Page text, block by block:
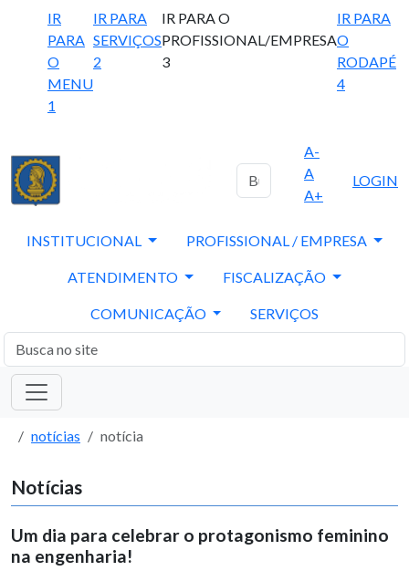
IR
PARA
O
MENU
1
IR PARA
SERVIÇOS
2
IR PARA O
PROFISSIONAL/EMPRESA
3
IR PARA
O
RODAPÉ
4
A-
A
A+
LOGIN
INSTITUCIONAL PROFISSIONAL / EMPRESA
ATENDIMENTO FISCALIZAÇÃO
COMUNICAÇÃO SERVIÇOS
notícias notícia
Notícias
Um dia para celebrar o protagonismo feminino
na engenharia!